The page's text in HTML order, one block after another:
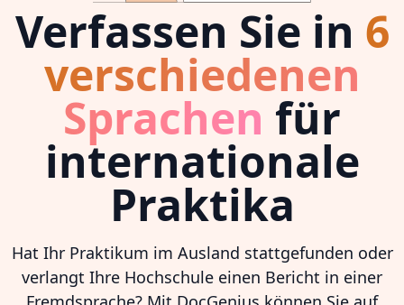
Verfassen Sie in 6
verschiedenen
Sprachen für
internationale
Praktika
Hat Ihr Praktikum im Ausland stattgefunden oder
verlangt Ihre Hochschule einen Bericht in einer